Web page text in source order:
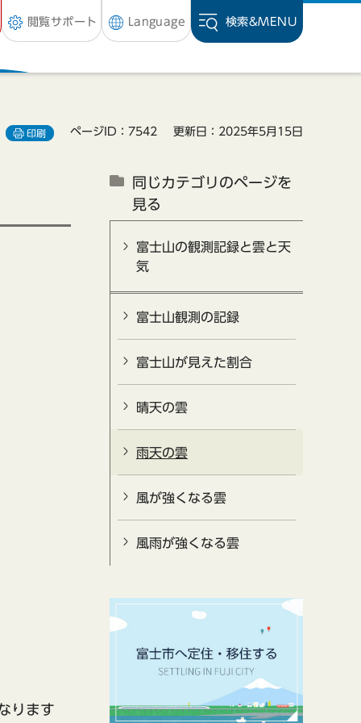
閲覧サポート Language 検索&MENU
印刷 ページID：7542 更新日：2025年5月15日
ります
同じカテゴリのページを
見る
富士山の観測記録と雲と天
気
富士山観測の記録
富士山が見えた割合
晴天の雲
雨天の雲
風が強くなる雲
風雨が強くなる雲